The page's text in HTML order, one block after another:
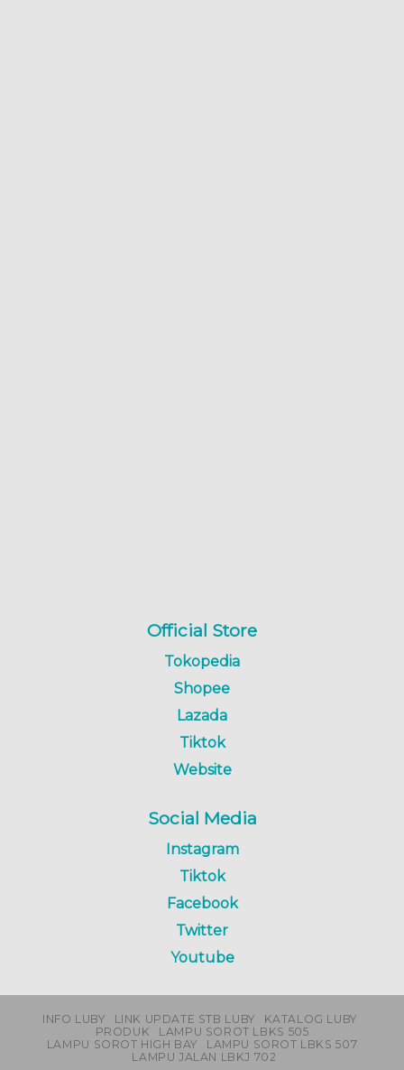
Official Store
Tokopedia
Shopee
Lazada
Tiktok
Website
Social Media
Instagram
Tiktok
Facebook
Twitter
Youtube
INFO LUBY LINK UPDATE STB LUBY
KATALOG LUBY
PRODUK
LAMPU SOROT LBKS 505
LAMPU SOROT HIGH BAY
LAMPU SOROT LBKS 507
LAMPU JALAN LBKJ 702